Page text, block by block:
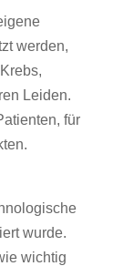
werden,
Leiden.
für
wurde.
wichtig